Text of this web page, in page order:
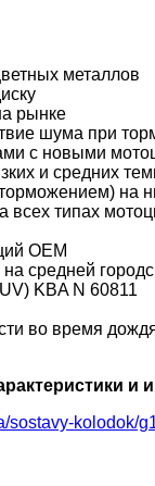
металлов
рынке
шума при
с новыми
и средних
на
всех типах
OEM
средней
KBA N 60811
во время
sostavy-kolodok/